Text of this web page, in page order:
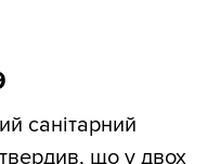
санітарний
, що у двох